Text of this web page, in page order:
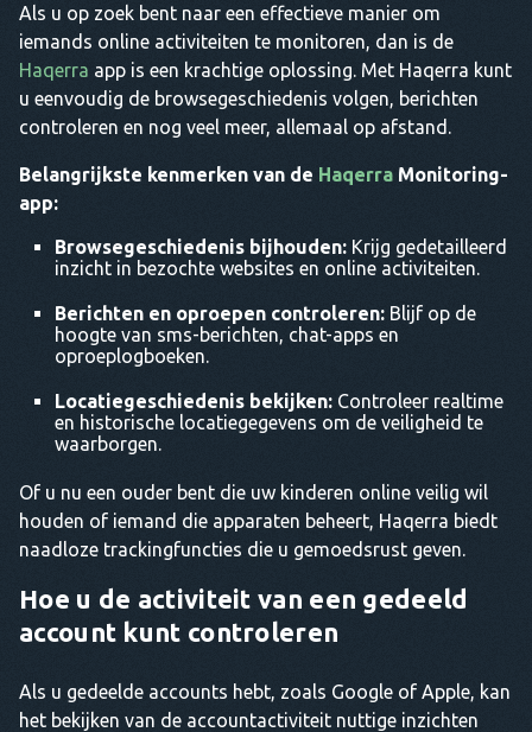
Als u op zoek bent naar een effectieve manier om
iemands online activiteiten te monitoren, dan is de
Haqerra app is een krachtige oplossing. Met Haqerra kunt
u eenvoudig de browsegeschiedenis volgen, berichten
controleren en nog veel meer, allemaal op afstand.
Belangrijkste kenmerken van de Haqerra Monitoring-
app:
Browsegeschiedenis bijhouden: Krijg gedetailleerd
inzicht in bezochte websites en online activiteiten.
Berichten en oproepen controleren: Blijf op de
hoogte van sms-berichten, chat-apps en
oproeplogboeken.
Locatiegeschiedenis bekijken: Controleer realtime
en historische locatiegegevens om de veiligheid te
waarborgen.
Of u nu een ouder bent die uw kinderen online veilig wil
houden of iemand die apparaten beheert, Haqerra biedt
naadloze trackingfuncties die u gemoedsrust geven.
Hoe u de activiteit van een gedeeld
account kunt controleren
Als u gedeelde accounts hebt, zoals Google of Apple, kan
het bekijken van de accountactiviteit nuttige inzichten